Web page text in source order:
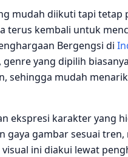
mudah diikuti tapi
terus kembali untuk
Bergengsi di
yang dipilih
sehingga mudah
ekspresi karakter yang
gaya gambar sesuai tren,
ini diakui lewat